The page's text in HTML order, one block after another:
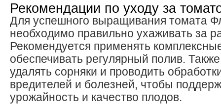
Рекомендации по уходу за
Для успешного выращивания томата
необходимо правильно ухаживать за
Рекомендуется применять
обеспечивать регулярный полив.
удалять сорняки и проводить
вредителей и болезней, чтобы
урожайность и качество плодов.